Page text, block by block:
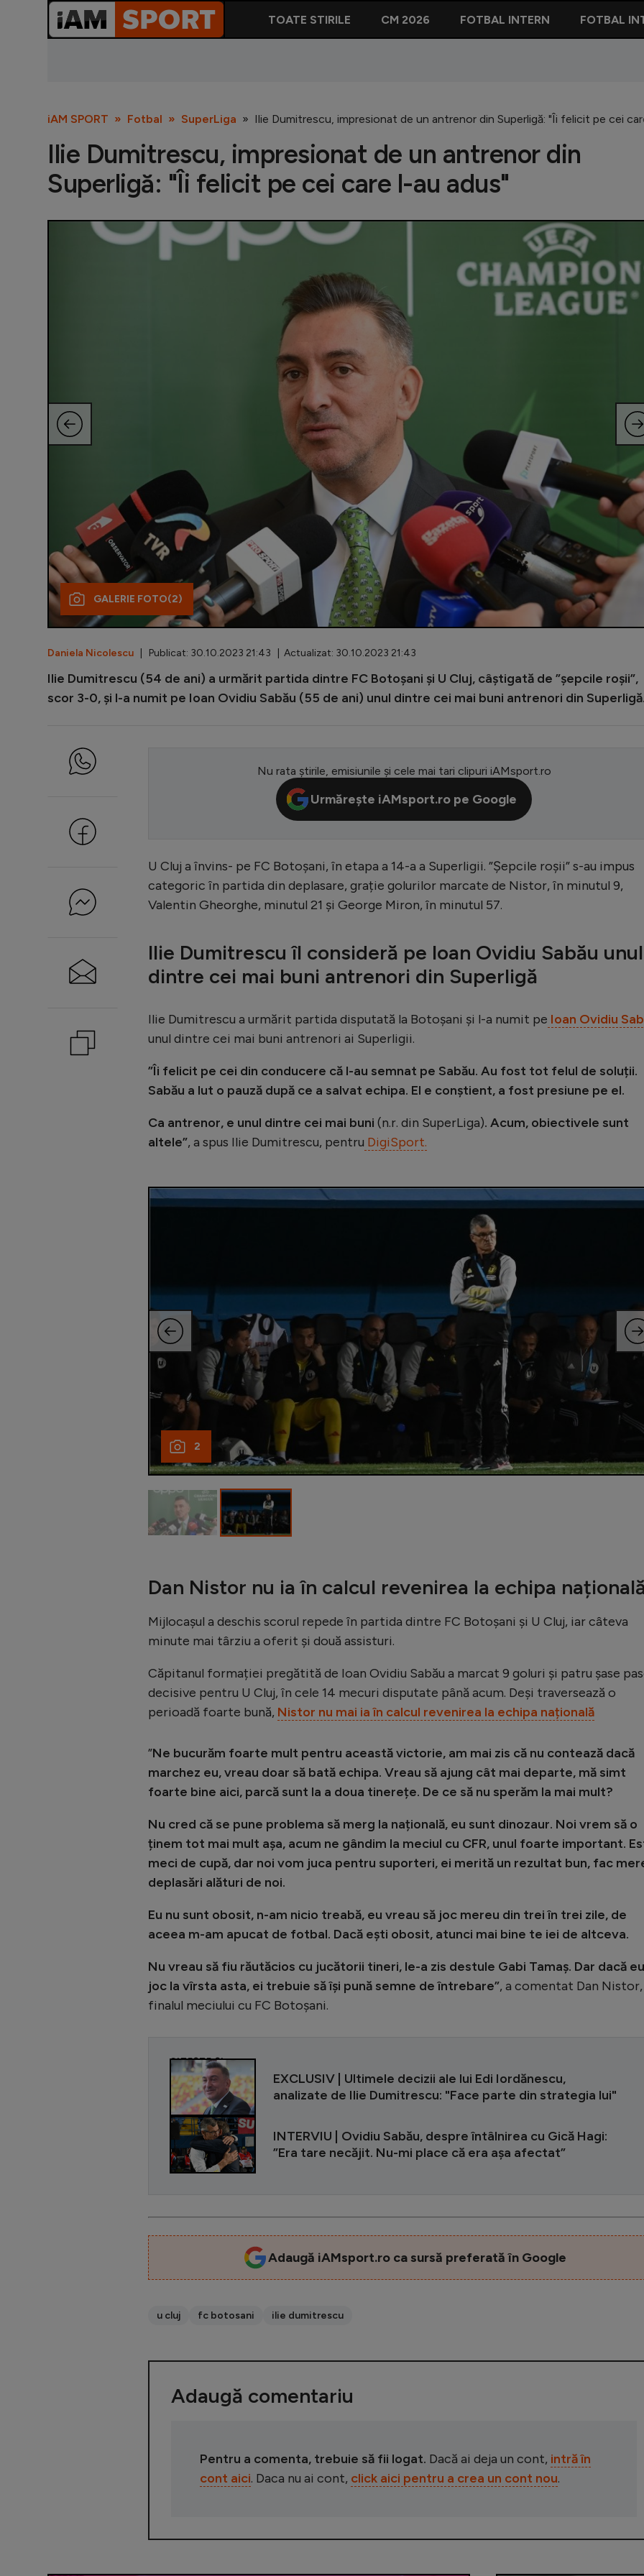
TOATE STIRILE CM 2026 FOTBAL INTERN FOTBAL
iAM SPORT Fotbal SuperLiga Ilie Dumitrescu, impresionat de un antrenor din Superligă: "Îi felicit pe cei
Ilie Dumitrescu, impresionat de un antrenor din
Superligă: "Îi felicit pe cei care l-au adus"
GALERIE FOTO(2)
Daniela Nicolescu | Publicat: 30.10.2023 21:43 | Actualizat: 30.10.2023 21:43
Ilie Dumitrescu (54 de ani) a urmărit partida dintre FC Botoșani și U Cluj, câștigată de ”șepcile roșii”,
scor 3-0, și l-a numit pe Ioan Ovidiu Sabău (55 de ani) unul dintre cei mai buni antrenori din
Nu rata știrile, emisiunile și cele mai tari clipuri iAMsport.ro
Urmărește iAMsport.ro pe Google
U Cluj a învins- pe FC Botoșani, în etapa a 14-a a Superligii. ”Șepcile roșii” s-au impus
categoric în partida din deplasare, grație golurilor marcate de Nistor, în minutul 9,
Valentin Gheorghe, minutul 21 și George Miron, în minutul 57.
Ilie Dumitrescu îl consideră pe Ioan Ovidiu Sabău unul
dintre cei mai buni antrenori din Superligă
Ilie Dumitrescu a urmărit partida disputată la Botoșani și l-a numit pe Ioan Ovidiu
unul dintre cei mai buni antrenori ai Superligii.
”Îi felicit pe cei din conducere că l-au semnat pe Sabău. Au fost tot felul de soluții.
Sabău a lut o pauză după ce a salvat echipa. El e conștient, a fost presiune pe el.
Ca antrenor, e unul dintre cei mai buni (n.r. din SuperLiga). Acum, obiectivele sunt
altele”, a spus Ilie Dumitrescu, pentru DigiSport.
2
Dan Nistor nu ia în calcul revenirea la echipa
Mijlocașul a deschis scorul repede în partida dintre FC Botoșani și U Cluj, iar câteva
minute mai târziu a oferit și două assisturi.
Căpitanul formației pregătită de Ioan Ovidiu Sabău a marcat 9 goluri și patru șase
decisive pentru U Cluj, în cele 14 mecuri disputate până acum. Deși traversează o
perioadă foarte bună, Nistor nu mai ia în calcul revenirea la echipa națională
”Ne bucurăm foarte mult pentru această victorie, am mai zis că nu contează dacă
marchez eu, vreau doar să bată echipa. Vreau să ajung cât mai departe, mă simt
foarte bine aici, parcă sunt la a doua tinerețe. De ce să nu sperăm la mai mult?
Nu cred că se pune problema să merg la națională, eu sunt dinozaur. Noi vrem să o
ținem tot mai mult așa, acum ne gândim la meciul cu CFR, unul foarte important.
meci de cupă, dar noi vom juca pentru suporteri, ei merită un rezultat bun, fac
deplasări alături de noi.
Eu nu sunt obosit, n-am nicio treabă, eu vreau să joc mereu din trei în trei zile, de
aceea m-am apucat de fotbal. Dacă ești obosit, atunci mai bine te iei de altceva.
Nu vreau să fiu răutăcios cu jucătorii tineri, le-a zis destule Gabi Tamaș. Dar dacă eu
joc la vîrsta asta, ei trebuie să își pună semne de întrebare”, a comentat Dan Nistor,
finalul meciului cu FC Botoșani.
CITEȘTE ȘI
EXCLUSIV | Ultimele decizii ale lui Edi Iordănescu,
analizate de Ilie Dumitrescu: "Face parte din strategia lui"
INTERVIU | Ovidiu Sabău, despre întâlnirea cu Gică Hagi:
”Era tare necăjit. Nu-mi place că era așa afectat”
Adaugă iAMsport.ro ca sursă preferată în Google
u cluj fc botosani ilie dumitrescu
Adaugă comentariu
Pentru a comenta, trebuie să fii logat. Dacă ai deja un cont, intră în
cont aici. Daca nu ai cont, click aici pentru a crea un cont nou.